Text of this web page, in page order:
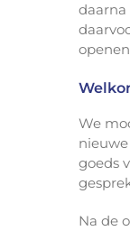
daarna
We
goeds
Na de